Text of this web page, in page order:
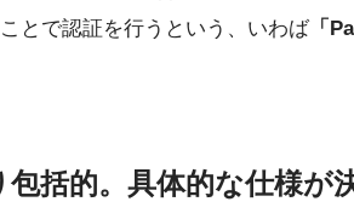
とで認証を行うという、いわば「
包括的。具体的な仕様が